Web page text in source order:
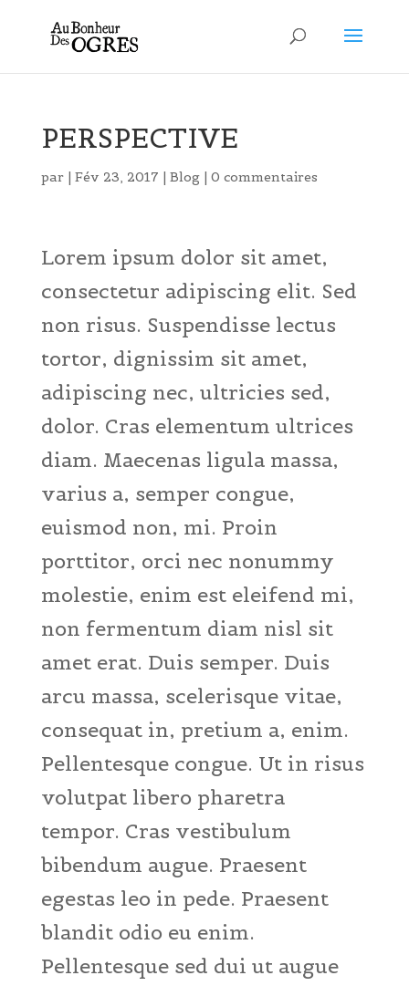
PERSPECTIVE
par | Fév 23, 2017 | Blog| 0 commentaires
Lorem ipsum dolor sit amet,
consectetur adipiscing elit. Sed
non risus. Suspendisse lectus
tortor, dignissim sit amet,
adipiscing nec, ultricies sed,
dolor. Cras elementum ultrices
diam. Maecenas ligula massa,
varius a, semper congue,
euismod non, mi. Proin
porttitor, orci nec nonummy
molestie, enim est eleifend mi,
non fermentum diam nisl sit
amet erat. Duis semper. Duis
arcu massa, scelerisque vitae,
consequat in, pretium a, enim.
Pellentesque congue. Ut in risus
volutpat libero pharetra
tempor. Cras vestibulum
bibendum augue. Praesent
egestas leo in pede. Praesent
blandit odio eu enim.
Pellentesque sed dui ut augue